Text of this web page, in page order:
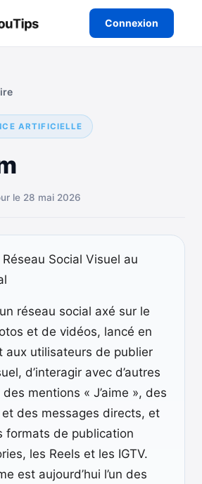
Connexion
ARTIFICIELLE
le 28 mai 2026
Social Visuel au
réseau social axé sur le
et de vidéos, lancé en
aux utilisateurs de publier
d’interagir avec d’autres
mentions « J’aime », des
des messages directs, et
formats de publication
les Reels et les IGTV.
est aujourd’hui l’un des